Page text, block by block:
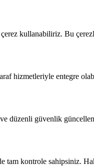
kullanabiliriz. Bu
hizmetleriyle entegre
düzenli güvenlik
kontrole sahipsiniz.